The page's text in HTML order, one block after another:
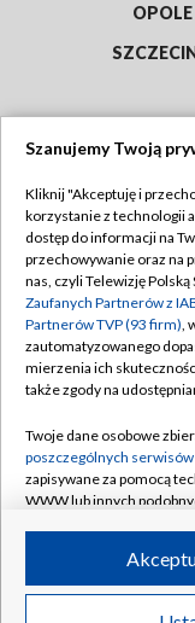
OPOLE
Abonament TVP
Emisja w TVP
Centrum
Naziemna
Rada Programowa
System NOS
Informacje o
Program dla prasy
©2026
Szanujemy Twoją
Kliknij "Akceptuję i
korzystanie z technologii
dostęp do informacji na
przechowywanie oraz na
nas, czyli Telewizję Polską
Zaufanych Partnerów z
Partnerów TVP (93 firm),
zautomatyzowanego
mierzenia ich
także zgody na
Twoje dane osobowe
poszczególnych serwisów
zapisywane za pomocą
WWW lub innych
ruchu w Internecie.
Twoje dane osobowe